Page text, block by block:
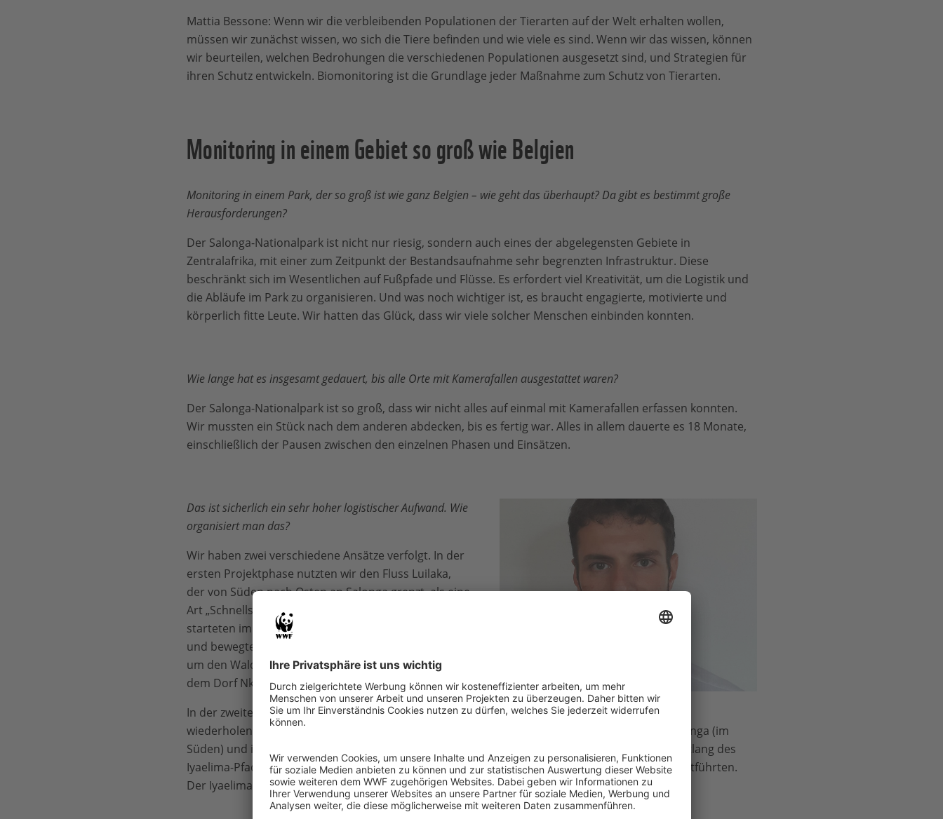
Mattia Bessone: Wenn wir die verbleibenden Populationen der Tierarten auf der Welt erhalten wollen,
müssen wir zunächst wissen, wo sich die Tiere befinden und wie viele es sind. Wenn wir das wissen, können
wir beurteilen, welchen Bedrohungen die verschiedenen Populationen ausgesetzt sind, und Strategien für
ihren Schutz entwickeln. Biomonitoring ist die Grundlage jeder Maßnahme zum Schutz von Tierarten.
Monitoring in einem Gebiet so groß wie Belgien
Monitoring in einem Park, der so groß ist wie ganz Belgien – wie geht das überhaupt? Da gibt es bestimmt große
Herausforderungen?
Der Salonga-Nationalpark ist nicht nur riesig, sondern auch eines der abgelegensten Gebiete in
Zentralafrika, mit einer zum Zeitpunkt der Bestandsaufnahme sehr begrenzten Infrastruktur. Diese
beschränkt sich im Wesentlichen auf Fußpfade und Flüsse. Es erfordert viel Kreativität, um die Logistik und
die Abläufe im Park zu organisieren. Und was noch wichtiger ist, es braucht engagierte, motivierte und
körperlich fitte Leute. Wir hatten das Glück, dass wir viele solcher Menschen einbinden konnten.
Wie lange hat es insgesamt gedauert, bis alle Orte mit Kamerafallen ausgestattet waren?
Der Salonga-Nationalpark ist so groß, dass wir nicht alles auf einmal mit Kamerafallen erfassen konnten.
Wir mussten ein Stück nach dem anderen abdecken, bis es fertig war. Alles in allem dauerte es 18 Monate,
einschließlich der Pausen zwischen den einzelnen Phasen und Einsätzen.
Mattia Bessone © Mattia Bessone
Das ist sicherlich ein sehr hoher logistischer Aufwand. Wie
organisiert man das?
Wir haben zwei verschiedene Ansätze verfolgt. In der
ersten Projektphase nutzten wir den Fluss Luilaka,
der von Süden nach Osten an Salonga grenzt, als eine
Art „Schnellstraße“ für den Zugang zum Park. Wir
starteten im Norden, in der Gegend um Monkoto,
und bewegten uns mit Einbäumen in Richtung Süden,
um den Wald bis zur südöstlichen Grenze des Blocks,
dem Dorf Nkomba Dumbe, zu erforschen.
In der zweiten Phase konnten wir das so nicht
wiederholen (kein geeigneter Fluss), und wir errichteten zwei logistische Hauptstützpunkte: in Anga (im
Süden) und in Mundja (im Westen). Von dort aus brachten Träger Proviant und Ausrüstung, entlang des
Iyaelima-Pfades tief in den Wald hinein, wo die Teams den Proviant abholten und ihre Arbeit fortführten.
Der Iyaelima Pfad führt zu Iyaelima Siedlungen, die sich innerhalb des Parks befinden.